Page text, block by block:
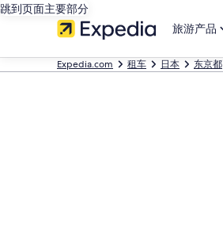
跳到页面主要部分
旅游产品
Expedia.com 租车 日本 东京都